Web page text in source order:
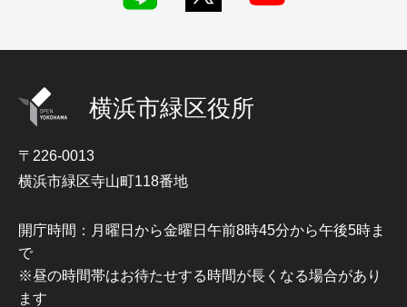
横浜市緑区役所
〒226-0013
横浜市緑区寺山町118番地
開庁時間：月曜日から金曜日午前8時45分から午後5時ま
で
※昼の時間帯はお待たせする時間が長くなる場合があり
ます